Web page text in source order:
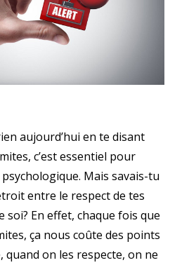
aujourd’hui en te disant
c’est essentiel pour
Mais savais-tu
entre le respect de tes
soi? En effet, chaque fois que
ça nous coûte des points
quand on les respecte, on ne